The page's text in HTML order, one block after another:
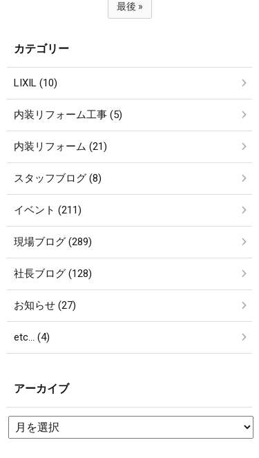
最後 »
カテゴリー
LIXIL (10)
内装リフォーム工事 (5)
内装リフォーム (21)
スタッフブログ (8)
イベント (211)
現場ブログ (289)
社長ブログ (128)
お知らせ (27)
etc… (4)
アーカイブ